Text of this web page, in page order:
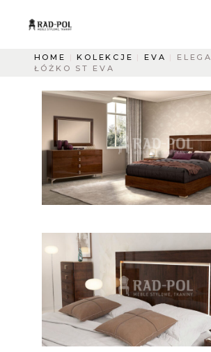
HOME KOLEKCJE EVA
ŁÓŻKO ST EVA